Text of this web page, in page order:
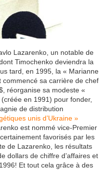
Lazarenko, un notable de
Timochenko deviendra la
tard, en 1995, la « Marianne
sa carrière de chef
réorganise sa modeste «
en 1991) pour fonder,
de distribution
unis d’Ukraine »
est nommé vice-Premier
favorisés par les
de Lazarenko, les résultats
dollars de chiffre d’affaires et
Et tout cela grâce à des